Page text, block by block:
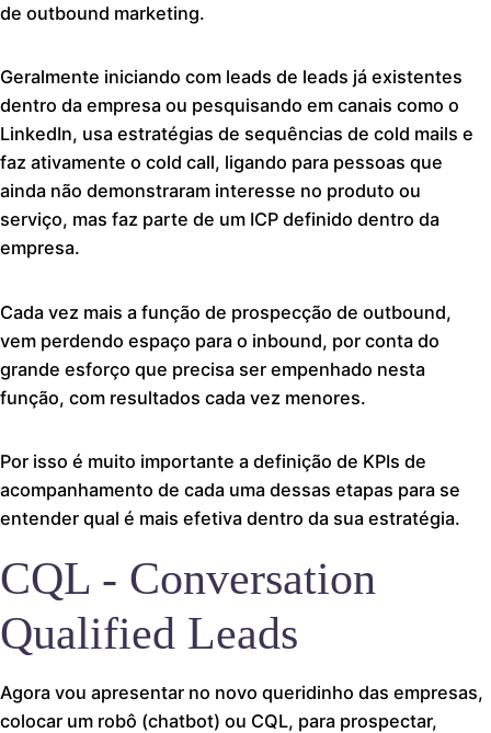
de outbound marketing.
Geralmente iniciando com leads de leads já existentes
dentro da empresa ou pesquisando em canais como o
LinkedIn, usa estratégias de sequências de cold mails e
faz ativamente o cold call, ligando para pessoas que
ainda não demonstraram interesse no produto ou
serviço, mas faz parte de um ICP definido dentro da
empresa.
Cada vez mais a função de prospecção de outbound,
vem perdendo espaço para o inbound, por conta do
grande esforço que precisa ser empenhado nesta
função, com resultados cada vez menores.
Por isso é muito importante a definição de KPIs de
acompanhamento de cada uma dessas etapas para se
entender qual é mais efetiva dentro da sua estratégia.
CQL - Conversation
Qualified Leads
Agora vou apresentar no novo queridinho das empresas,
colocar um robô (chatbot) ou CQL, para prospectar,